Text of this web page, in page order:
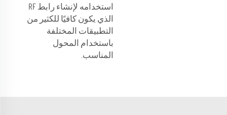
استخدامه لإنشاء رابط RF
الذي يكون كافيًا للكثير من
التطبيقات المختلفة
باستخدام المحول
المناسب.